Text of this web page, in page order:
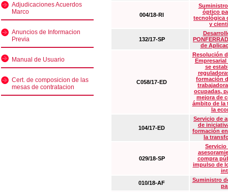
Adjudicaciones Acuerdos
Marco
Anuncios de Informacion
Previa
Manual de Usuario
Cert. de composicion de las
mesas de contratacion
004/18-RI
óptico
tecnológica
y
132/17-SP
de
C058/17-ED
Resolución
Empresarial
se
formación
ocupadas,
mejora de
ámbito de la
la
104/17-ED
Servicio de
de
formación
la
029/18-SP
Servicio
compra
impulso de
010/18-AF
Suministro